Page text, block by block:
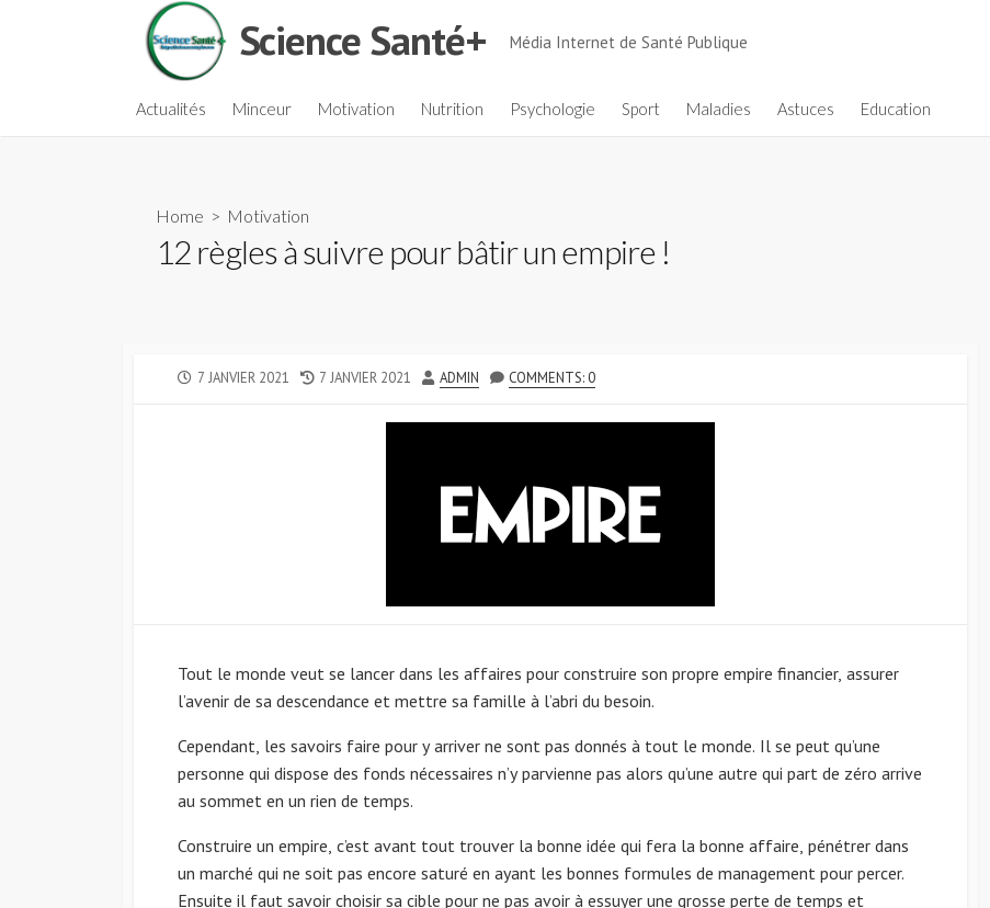
Science Santé+ Média Internet de Santé Publique
Actualités Minceur Motivation Nutrition Psychologie Sport Maladies Astuces Education
Home > Motivation
12 règles à suivre pour bâtir un empire !
PUBLISHED
7 JANVIER 2021
LAST
7 JANVIER 2021 AUTHOR
ADMIN COMMENTS: 0
Tout le monde veut se lancer dans les affaires pour construire son propre empire financier, assurer
l’avenir de sa descendance et mettre sa famille à l’abri du besoin.
Cependant, les savoirs faire pour y arriver ne sont pas donnés à tout le monde. Il se peut qu’une
personne qui dispose des fonds nécessaires n’y parvienne pas alors qu’une autre qui part de zéro arrive
au sommet en un rien de temps.
Construire un empire, c’est avant tout trouver la bonne idée qui fera la bonne affaire, pénétrer dans
un marché qui ne soit pas encore saturé en ayant les bonnes formules de management pour percer.
Ensuite il faut savoir choisir sa cible pour ne pas avoir à essuyer une grosse perte de temps et